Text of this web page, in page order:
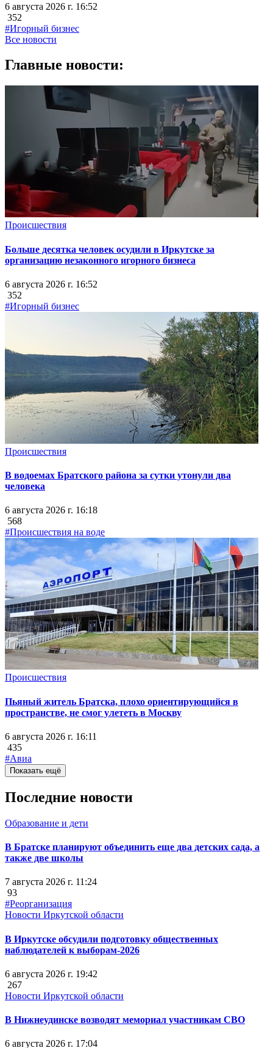
6 августа 2026 г. 16:52
352
#Игорный бизнес
Все новости
Главные новости:
Происшествия
Больше десятка человек осудили в Иркутске за
организацию незаконного игорного бизнеса
6 августа 2026 г. 16:52
352
#Игорный бизнес
Происшествия
В водоемах Братского района за сутки утонули два
человека
6 августа 2026 г. 16:18
568
#Происшествия на воде
Происшествия
Пьяный житель Братска, плохо ориентирующийся в
пространстве, не смог улететь в Москву
6 августа 2026 г. 16:11
435
#Авиа
Показать ещё
Последние новости
Образование и дети
В Братске планируют объединить еще два детских сада, а
также две школы
7 августа 2026 г. 11:24
93
#Реорганизация
Новости Иркутской области
В Иркутске обсудили подготовку общественных
наблюдателей к выборам-2026
6 августа 2026 г. 19:42
267
Новости Иркутской области
В Нижнеудинске возводят мемориал участникам СВО
6 августа 2026 г. 17:04